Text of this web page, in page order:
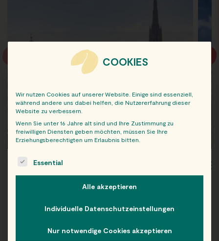
WIEN
Folge uns auf Instagram!
COOKIES
Wir nutzen Cookies auf unserer Website. Einige sind essenziell,
während andere uns dabei helfen, die Nutzererfahrung dieser
Website zu verbessern.
Wenn Sie unter 16 Jahre alt sind und Ihre Zustimmung zu
freiwilligen Diensten geben möchten, müssen Sie Ihre
Erziehungsberechtigten um Erlaubnis bitten.
The following is a list of service groups for which consent
Essential
Alle akzeptieren
Individuelle Datenschutzeinstellungen
Nur notwendige Cookies akzeptieren